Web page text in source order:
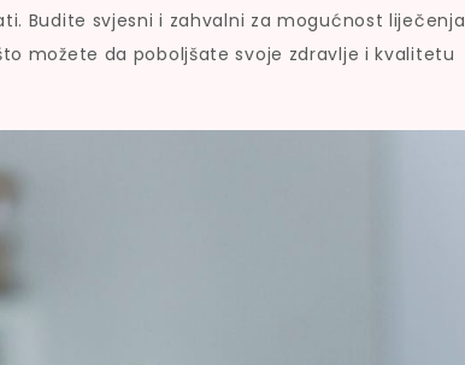
Budite svjesni i zahvalni za mogućnost liječenja
možete da poboljšate svoje zdravlje i kvalitetu